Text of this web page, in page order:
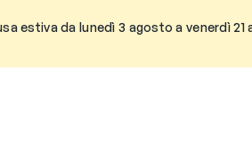
estiva da lunedì 3 agosto a venerdì